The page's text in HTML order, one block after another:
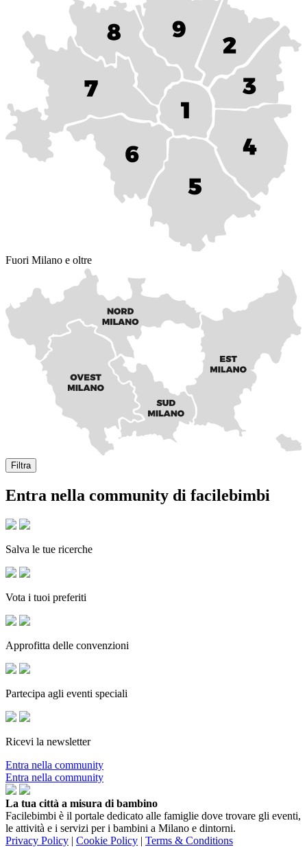
Fuori Milano e oltre
Filtra
Entra nella community di facilebimbi
Salva le tue ricerche
Vota i tuoi preferiti
Approfitta delle convenzioni
Partecipa agli eventi speciali
Ricevi la newsletter
Entra nella community
Entra nella community
La tua città a misura di bambino
Facilebimbi è il portale dedicato alle famiglie dove trovare gli eventi,
le attività e i servizi per i bambini a Milano e dintorni.
Privacy Policy | Cookie Policy | Terms & Conditions